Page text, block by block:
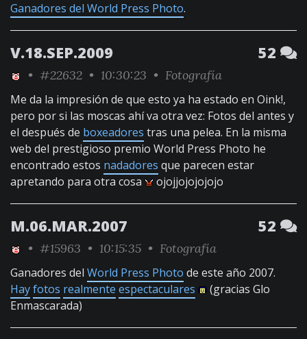
Ganadores del World Press Photo.
V.18.SEP.2009 52
• #22632 • 10:30:23 • Fotografía
Me da la impresión de que esto ya ha estado en Oink!,
pero por si las moscas ahí va otra vez: Fotos del antes y
el después de boxeadores tras una pelea. En la misma
web del prestigioso premio World Press Photo he
encontrado estos nadadores que parecen estar
apretando para otra cosa
ojojjojojojojo
M.06.MAR.2007 52
• #15963 • 10:15:35 • Fotografía
Ganadores del World Press Photo de este año 2007.
Hayfotos realmente espectaculares
(gracias Glo
Enmascarada)